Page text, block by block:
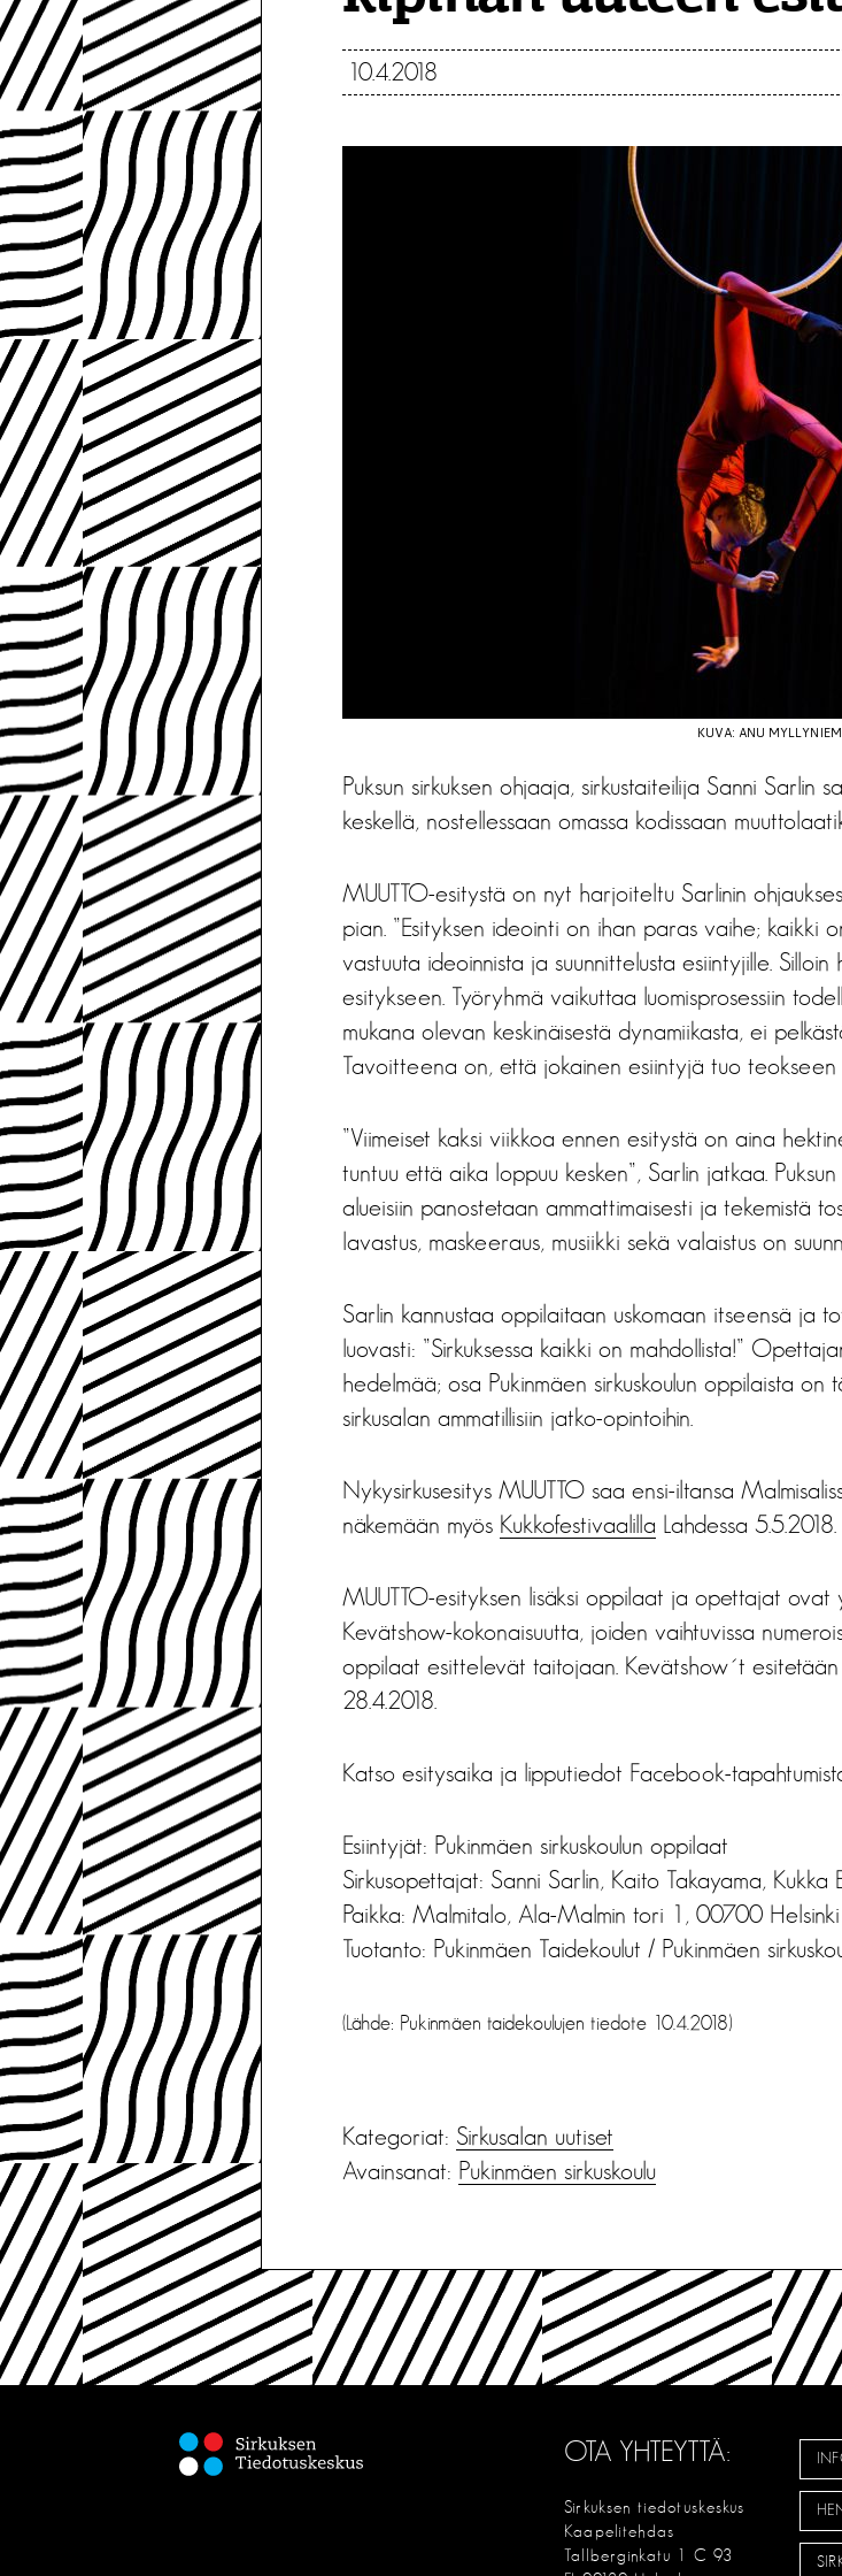
10.4.2018
KUVA: ANU
Puksun sirkuksen ohjaaja, sirkustaiteilija Sanni Sarlin
keskellä, nostellessaan omassa kodissaan
MUUTTO-esitystä on nyt harjoiteltu Sarlinin
pian. ”Esityksen ideointi on ihan paras vaihe; kaikki
vastuuta ideoinnista ja suunnittelusta esiintyjille. Silloin
esitykseen. Työryhmä vaikuttaa luomisprosessiin
mukana olevan keskinäisestä dynamiikasta, ei
Tavoitteena on, että jokainen esiintyjä tuo teokseen
”Viimeiset kaksi viikkoa ennen esitystä on aina
tuntuu että aika loppuu kesken”, Sarlin jatkaa.
alueisiin panostetaan ammattimaisesti ja tekemistä
lavastus, maskeeraus, musiikki sekä valaistus on
Sarlin kannustaa oppilaitaan uskomaan itseensä ja
luovasti: ”Sirkuksessa kaikki on mahdollista!”
hedelmää; osa Pukinmäen sirkuskoulun oppilaista on
sirkusalan ammatillisiin jatko-opintoihin.
Nykysirkusesitys MUUTTO saa ensi-iltansa
näkemään myös Kukkofestivaalilla Lahdessa 5.5.2018.
MUUTTO-esityksen lisäksi oppilaat ja opettajat ovat
Kevätshow-kokonaisuutta, joiden vaihtuvissa
oppilaat esittelevät taitojaan. Kevätshow´t
28.4.2018.
Katso esitysaika ja lipputiedot Facebook-
Esiintyjät: Pukinmäen sirkuskoulun oppilaat
Sirkusopettajat: Sanni Sarlin, Kaito Takayama, Kukka
Paikka: Malmitalo, Ala-Malmin tori 1, 00700 Helsinki
Tuotanto: Pukinmäen Taidekoulut / Pukinmäen
(Lähde: Pukinmäen taidekoulujen tiedote 10.4.2018)
Kategoriat: Sirkusalan uutiset
Avainsanat: Pukinmäen sirkuskoulu
OTA YHTEYTTÄ:
Sirkuksen tiedotuskeskus
Kaapelitehdas
Tallberginkatu 1 C 93